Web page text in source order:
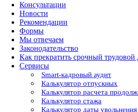
Консультации
Новости
Рекомендации
Формы
Мы отвечаем
Законодательство
Как прекратить срочный трудовой
Сервисы
Smart-кадровый аудит
Калькулятор отпускных
Калькулятор расчета
Калькулятор стажа
Калькулятор даты увольнения